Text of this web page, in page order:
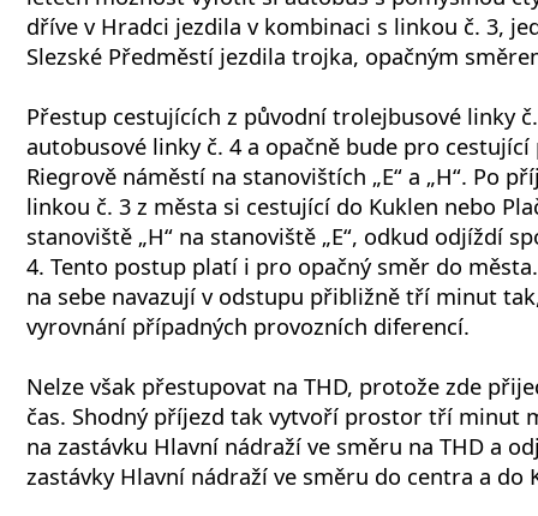
dříve v Hradci jezdila v kombinaci s linkou č. 3,
Slezské Předměstí jezdila trojka, opačným
Přestup cestujících z původní trolejbusové linky
autobusové linky č. 4 a opačně bude pro
Riegrově náměstí na stanovištích „E“ a „H“. Po
linkou č. 3 z města si cestující do Kuklen nebo
stanoviště „H“ na stanoviště „E“, odkud odjíždí
4. Tento postup platí i pro opačný směr do
na sebe navazují v odstupu přibližně tří minut
vyrovnání případných provozních diferencí.
Nelze však přestupovat na THD, protože zde
čas. Shodný příjezd tak vytvoří prostor tří minut
na zastávku Hlavní nádraží ve směru na THD a
zastávky Hlavní nádraží ve směru do centra a do